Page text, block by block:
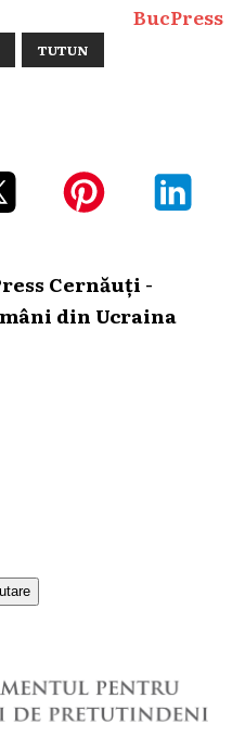
BucPress
TUTUN
Cernăuți -
din Ucraina